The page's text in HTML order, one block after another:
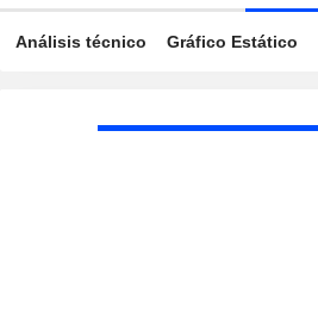
Análisis técnico Gráfico Estático